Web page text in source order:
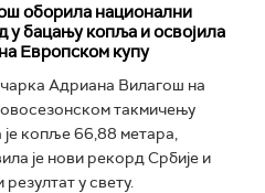
оборила национални
у бацању копља и освојила
Европском купу
Адриана Вилагош на
такмичењу
је копље 66,88 метара,
је нови рекорд Србије и
резултат у свету.